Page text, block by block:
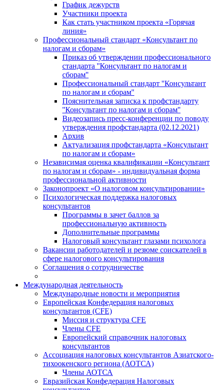
График дежурств
Участники проекта
Как стать участником проекта «Горячая
линия»
Профессиональный стандарт «Консультант по
налогам и сборам»
Приказ об утверждении профессионального
стандарта ''Консультант по налогам и
сборам''
Профессиональный стандарт ''Консультант
по налогам и сборам''
Пояснительная записка к профстандарту
''Консультант по налогам и сборам''
Видеозапись пресс-конференции по поводу
утверждения профстандарта (02.12.2021)
Архив
Актуализация профстандарта «Консультант
по налогам и сборам»
Независимая оценка квалификации «Консультант
по налогам и сборам» - индивидуальная форма
профессиональной активности
Законопроект «О налоговом консультировании»
Психологическая поддержка налоговых
консультантов
Программы в зачет баллов за
профессиональную активность
Дополнительные программы
Налоговый консультант глазами психолога
Вакансии работодателей и резюме соискателей в
сфере налогового консультирования
Соглашения о сотрудничестве
Международная деятельность
Международные новости и мероприятия
Европейская Конфедерация налоговых
консультантов (CFE)
Миссия и структура CFE
Члены CFE
Европейский справочник налоговых
консультантов
Ассоциация налоговых консультантов Азиатского-
тихоокенского региона (АОТСА)
Члены АОТСА
Евразийская Конфедерация Налоговых